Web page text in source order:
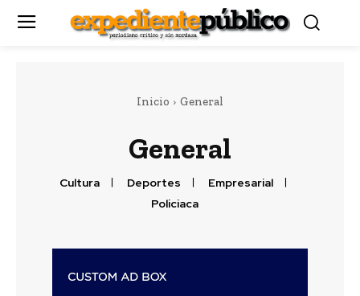
Inicio General
General
Cultura Deportes
Empresarial
Policiaca